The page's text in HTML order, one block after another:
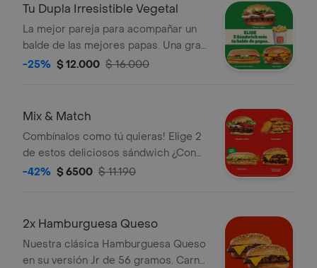
Tu Dupla Irresistible Vegetal
La mejor pareja para acompañar un
balde de las mejores papas. Una gran
promoción que te permite llevar 2
-25% $ 12.000 $ 16.000
Mix & Match
Combínalos como tú quieras! Elige 2
de estos deliciosos sándwich ¿Con
cuáles te quedas?
-42% $ 6500 $ 11.190
2x Hamburguesa Queso
Nuestra clásica Hamburguesa Queso
en su versión Jr de 56 gramos. Carne